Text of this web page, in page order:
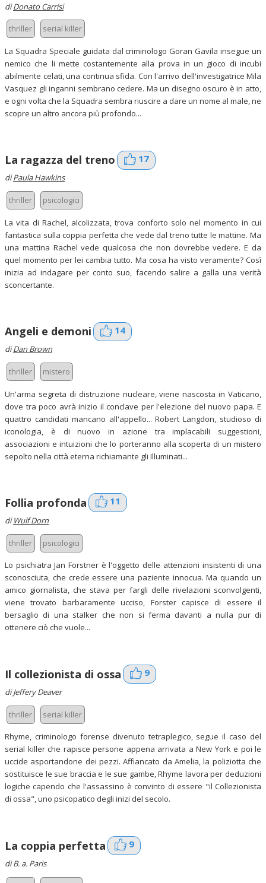
diDonato Carrisi
thriller serial killer
La Squadra Speciale guidata dal criminologo Goran Gavila insegue un
nemico che li mette costantemente alla prova in un gioco di incubi
abilmente celati, una continua sfida. Con l'arrivo dell'investigatrice Mila
Vasquez gli inganni sembrano cedere. Ma un disegno oscuro è in atto,
e ogni volta che la Squadra sembra riuscire a dare un nome al male, ne
scopre un altro ancora più profondo...
La ragazza del treno 17
diPaula Hawkins
thriller psicologici
La vita di Rachel, alcolizzata, trova conforto solo nel momento in cui
fantastica sulla coppia perfetta che vede dal treno tutte le mattine. Ma
una mattina Rachel vede qualcosa che non dovrebbe vedere. E da
quel momento per lei cambia tutto. Ma cosa ha visto veramente? Così
inizia ad indagare per conto suo, facendo salire a galla una verità
sconcertante.
Angeli e demoni 14
diDan Brown
thriller mistero
Un'arma segreta di distruzione nucleare, viene nascosta in Vaticano,
dove tra poco avrà inizio il conclave per l'elezione del nuovo papa. E
quattro candidati mancano all'appello... Robert Langdon, studioso di
iconologia, è di nuovo in azione tra implacabili suggestioni,
associazioni e intuizioni che lo porteranno alla scoperta di un mistero
sepolto nella città eterna richiamante gli Illuminati...
Follia profonda 11
diWulf Dorn
thriller psicologici
Lo psichiatra Jan Forstner è l'oggetto delle attenzioni insistenti di una
sconosciuta, che crede essere una paziente innocua. Ma quando un
amico giornalista, che stava per fargli delle rivelazioni sconvolgenti,
viene trovato barbaramente ucciso, Forster capisce di essere il
bersaglio di una stalker che non si ferma davanti a nulla pur di
ottenere ciò che vuole...
Il collezionista di ossa 9
di Jeffery Deaver
thriller serial killer
Rhyme, criminologo forense divenuto tetraplegico, segue il caso del
serial killer che rapisce persone appena arrivata a New York e poi le
uccide asportandone dei pezzi. Affiancato da Amelia, la poliziotta che
sostituisce le sue braccia e le sue gambe, Rhyme lavora per deduzioni
logiche capendo che l'assassino è convinto di essere "il Collezionista
di ossa", uno psicopatico degli inizi del secolo.
La coppia perfetta 9
di B. a. Paris